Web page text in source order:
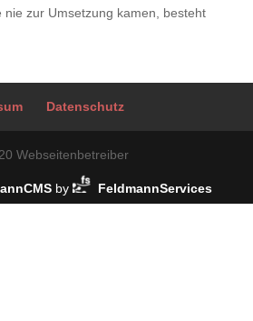
nie zur Umsetzung kamen, besteht
Datenschutz
Webseitenbetreiber
by
FeldmannServices